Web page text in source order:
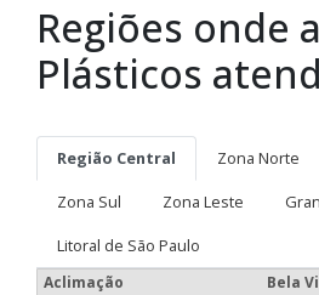
Regiões onde
Plásticos
Região Central Zona Norte
Zona Sul
Zona Leste
Litoral de São Paulo
Aclimação
Bela